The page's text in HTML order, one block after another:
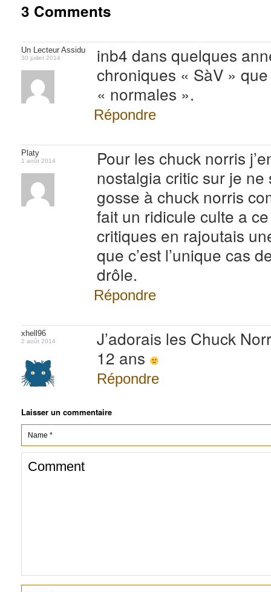
3 Comments
Un Lecteur Assidu
30 juillet 2014
inb4 dans quelques
chroniques « SàV »
« normales ».
Répondre
Platy
1 août 2014
Pour les chuck norris
nostalgia critic sur je
gosse à chuck norris
fait un ridicule culte a
critiques en rajoutais
que c’est l’unique cas
drôle.
Répondre
xhell96
2 août 2014
J’adorais les Chuck
12 ans
Répondre
Laisser un commentaire